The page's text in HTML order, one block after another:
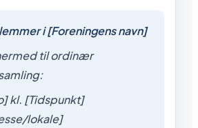
i [Foreningens navn]
til ordinær
kl. [Tidspunkt]
lokale]